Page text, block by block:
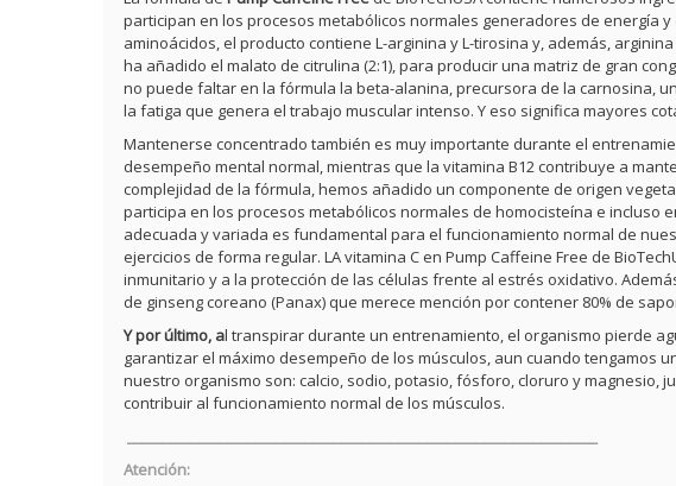
participan en los procesos metabólicos normales generadores de energía
aminoácidos, el producto contiene L-arginina y L-tirosina y, además,
ha añadido el malato de citrulina (2:1), para producir una matriz de gran
no puede faltar en la fórmula la beta-alanina, precursora de la carnosina,
la fatiga que genera el trabajo muscular intenso. Y eso significa mayores
Mantenerse concentrado también es muy importante durante el
desempeño mental normal, mientras que la vitamina B12 contribuye a
complejidad de la fórmula, hemos añadido un componente de origen
participa en los procesos metabólicos normales de homocisteína e incluso
adecuada y variada es fundamental para el funcionamiento normal de
ejercicios de forma regular. LA vitamina C en Pump Caffeine Free de
inmunitario y a la protección de las células frente al estrés oxidativo.
de ginseng coreano (Panax) que merece mención por contener 80% de
Y por último, al transpirar durante un entrenamiento, el organismo pierde
garantizar el máximo desempeño de los músculos, aun cuando tengamos
nuestro organismo son: calcio, sodio, potasio, fósforo, cloruro y magnesio,
contribuir al funcionamiento normal de los músculos.
Atención: